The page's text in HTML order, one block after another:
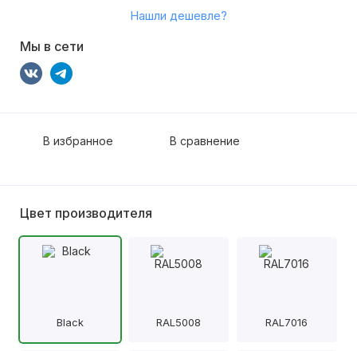
Нашли дешевле?
Мы в сети
В избранное В сравнение
Цвет производителя
Black RAL5008 RAL7016